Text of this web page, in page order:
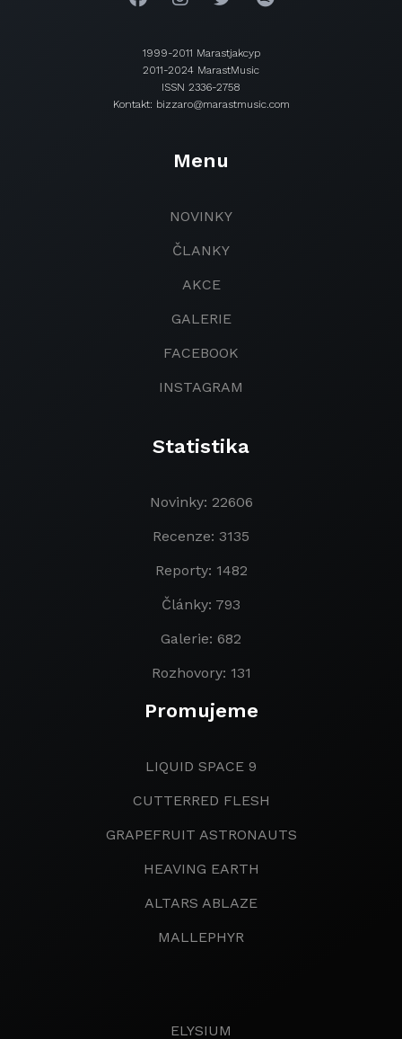
1999-2011 Marastjakcyp
2011-2024 MarastMusic
ISSN 2336-2758
Kontakt: bizzaro@marastmusic.com
Menu
NOVINKY
ČLANKY
AKCE
GALERIE
FACEBOOK
INSTAGRAM
Statistika
Novinky: 22606
Recenze: 3135
Reporty: 1482
Články: 793
Galerie: 682
Rozhovory: 131
Promujeme
LIQUID SPACE 9
CUTTERRED FLESH
GRAPEFRUIT ASTRONAUTS
HEAVING EARTH
ALTARS ABLAZE
MALLEPHYR
ELYSIUM